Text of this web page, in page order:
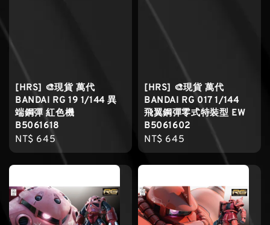
[HRS] 🎨現貨 萬代
BANDAI RG 19 1/144 異
端鋼彈 紅色機
B5061618
Regular
price
NT$ 645
[HRS] 🎨現貨 萬代
BANDAI RG 017 1/144
飛翼鋼彈零式特裝型 EW
B5061602
Regular
price
NT$ 645